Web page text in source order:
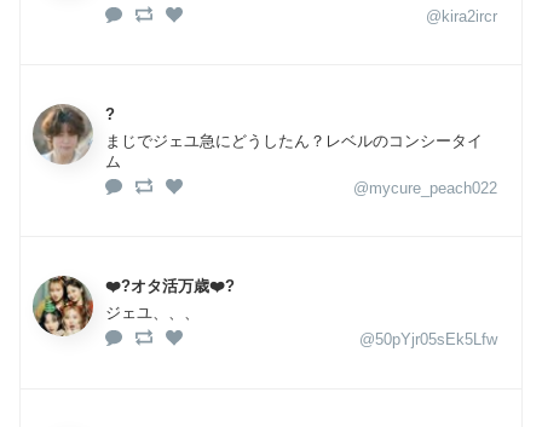
@kira2ircr
?
まじでジェユ急にどうしたん？レベルのコンシータイ
ム
@mycure_peach022
❤️‍?オタ活万歳❤️‍?
ジェユ、、、
@50pYjr05sEk5Lfw